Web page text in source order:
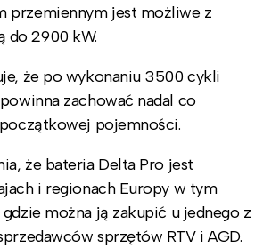
przemiennym jest możliwe z
do 2900 kW.
że po wykonaniu 3500 cykli
zachować nadal co
pojemności.
że bateria Delta Pro jest
i regionach Europy w tym
można ją zakupić u jednego z
sprzętów RTV i AGD.